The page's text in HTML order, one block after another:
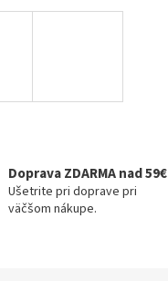
Doprava ZDARMA nad 59€
Ušetrite pri doprave pri
väčšom nákupe.